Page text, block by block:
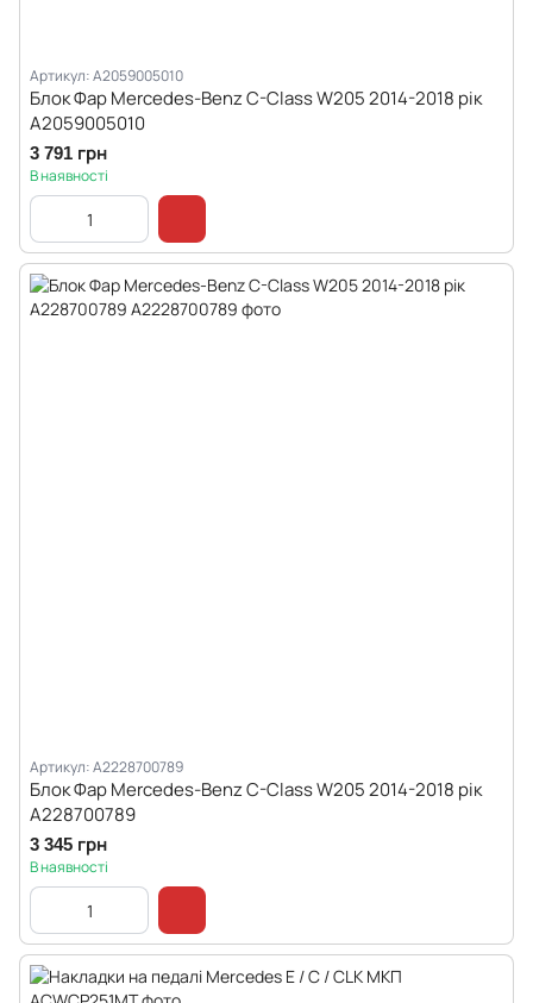
Артикул: A2059005010
Блок Фар Mercedes-Benz C-Class W205 2014-2018 рік
A2059005010
3 791 грн
В наявності
Артикул: A2228700789
Блок Фар Mercedes-Benz C-Class W205 2014-2018 рік
A228700789
3 345 грн
В наявності